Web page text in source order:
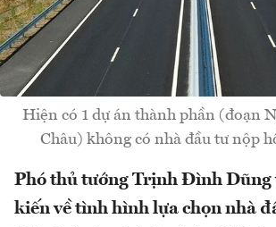
Hiện có 1 dự án thành phần (đoạn
Châu) không có nhà đầu tư nộp
Phó thủ tướng Trịnh Đình Dũng
kiến về tình hình lựa chọn nhà